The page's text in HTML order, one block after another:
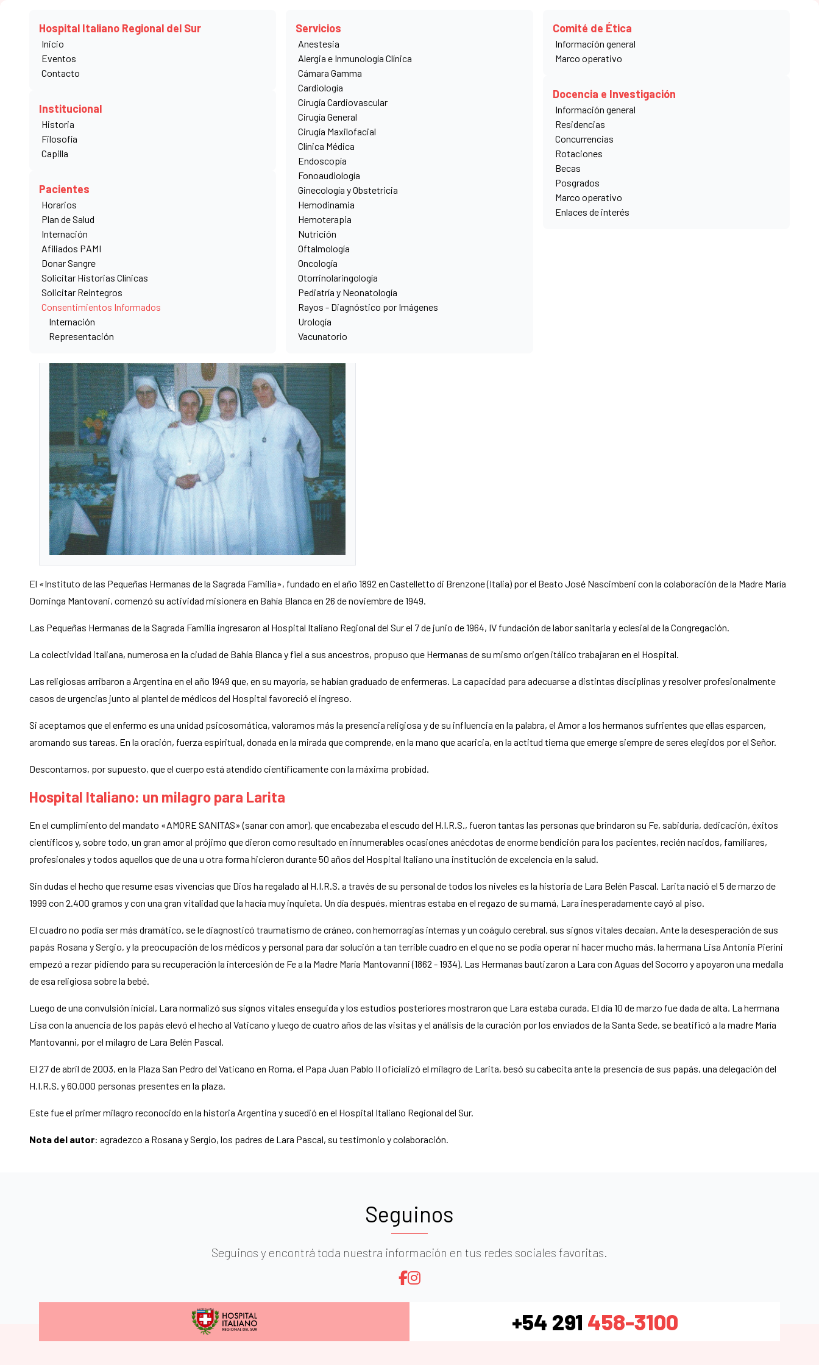
Hospital Italiano Regional del Sur
Inicio
Eventos
Contacto
Institucional
Historia
Filosofía
Capilla
Pacientes
Horarios
Plan de Salud
Internación
Afiliados PAMI
Donar Sangre
Solicitar Historias Clínicas
Solicitar Reintegros
Consentimientos Informados
Internación
Representación
Servicios
Anestesia
Alergia e Inmunología Clínica
Cámara Gamma
Cardiología
Cirugía Cardiovascular
Cirugía General
Cirugía Maxilofacial
Clínica Médica
Endoscopía
Fonoaudiología
Ginecología y Obstetricia
Hemodinamia
Hemoterapia
Nutrición
Oftalmología
Oncología
Otorrinolaringología
Pediatría y Neonatología
Rayos - Diagnóstico por Imágenes
Urología
Vacunatorio
Comité de Ética
Información general
Marco operativo
Docencia e Investigación
Información general
Residencias
Concurrencias
Rotaciones
Becas
Posgrados
Marco operativo
Enlaces de interés
Capilla
La Capilla del Hospital Italiano Regional del Sur se encuentra abierta las 24 horas del día los 365 días del año, guiada por las Pequeñas Hermanas de la Sagrada
Familia. Hospital Italiano Regional del Sur.
La Capilla del Hospital Italiano Regional del Sur se encuentra abierta las 24 horas del día los 365 días del año, guiada por las Pequeñas Hermanas de la Sagrada Familia.
Pequeñas Hermanas de la Sagrada Familia
El «Instituto de las Pequeñas Hermanas de la Sagrada Familia», fundado en el año 1892 en Castelletto di Brenzone (Italia) por el Beato José Nascimbeni con la colaboración de la Madre María
Dominga Mantovani, comenzó su actividad misionera en Bahía Blanca en 26 de noviembre de 1949.
Las Pequeñas Hermanas de la Sagrada Familia ingresaron al Hospital Italiano Regional del Sur el 7 de junio de 1964, IV fundación de labor sanitaria y eclesial de la Congregación.
La colectividad italiana, numerosa en la ciudad de Bahía Blanca y fiel a sus ancestros, propuso que Hermanas de su mismo origen itálico trabajaran en el Hospital.
Las religiosas arribaron a Argentina en el año 1949 que, en su mayoría, se habían graduado de enfermeras. La capacidad para adecuarse a distintas disciplinas y resolver profesionalmente
casos de urgencias junto al plantel de médicos del Hospital favoreció el ingreso.
Si aceptamos que el enfermo es una unidad psicosomática, valoramos más la presencia religiosa y de su influencia en la palabra, el Amor a los hermanos sufrientes que ellas esparcen,
aromando sus tareas. En la oración, fuerza espiritual, donada en la mirada que comprende, en la mano que acaricia, en la actitud tierna que emerge siempre de seres elegidos por el Señor.
Descontamos, por supuesto, que el cuerpo está atendido científicamente con la máxima probidad.
Hospital Italiano: un milagro para Larita
En el cumplimiento del mandato «AMORE SANITAS» (sanar con amor), que encabezaba el escudo del H.I.R.S., fueron tantas las personas que brindaron su Fe, sabiduría, dedicación, éxitos
científicos y, sobre todo, un gran amor al prójimo que dieron como resultado en innumerables ocasiones anécdotas de enorme bendición para los pacientes, recién nacidos, familiares,
profesionales y todos aquellos que de una u otra forma hicieron durante 50 años del Hospital Italiano una institución de excelencia en la salud.
Sin dudas el hecho que resume esas vivencias que Dios ha regalado al H.I.R.S. a través de su personal de todos los niveles es la historia de Lara Belén Pascal. Larita nació el 5 de marzo de
1999 con 2.400 gramos y con una gran vitalidad que la hacía muy inquieta. Un día después, mientras estaba en el regazo de su mamá, Lara inesperadamente cayó al piso.
El cuadro no podía ser más dramático, se le diagnosticó traumatismo de cráneo, con hemorragias internas y un coágulo cerebral, sus signos vitales decaían. Ante la desesperación de sus
papás Rosana y Sergio, y la preocupación de los médicos y personal para dar solución a tan terrible cuadro en el que no se podía operar ni hacer mucho más, la hermana Lisa Antonia Pierini
empezó a rezar pidiendo para su recuperación la intercesión de Fe a la Madre María Mantovanni (1862 - 1934). Las Hermanas bautizaron a Lara con Aguas del Socorro y apoyaron una medalla
de esa religiosa sobre la bebé.
Luego de una convulsión inicial, Lara normalizó sus signos vitales enseguida y los estudios posteriores mostraron que Lara estaba curada. El día 10 de marzo fue dada de alta. La hermana
Lisa con la anuencia de los papás elevó el hecho al Vaticano y luego de cuatro años de las visitas y el análisis de la curación por los enviados de la Santa Sede, se beatificó a la madre María
Mantovanni, por el milagro de Lara Belén Pascal.
El 27 de abril de 2003, en la Plaza San Pedro del Vaticano en Roma, el Papa Juan Pablo II oficializó el milagro de Larita, besó su cabecita ante la presencia de sus papás, una delegación del
H.I.R.S. y 60.000 personas presentes en la plaza.
Este fue el primer milagro reconocido en la historia Argentina y sucedió en el Hospital Italiano Regional del Sur.
Nota del autor: agradezco a Rosana y Sergio, los padres de Lara Pascal, su testimonio y colaboración.
Seguinos
Seguinos y encontrá toda nuestra información en tus redes sociales favoritas.
+54 291 458-3100